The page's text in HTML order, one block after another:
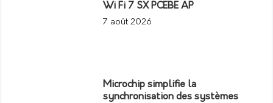
Wi Fi 7 SX PCEBE AP
7 août 2026
Microchip simplifie la
synchronisation des systèmes